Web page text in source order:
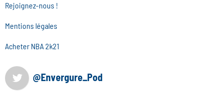
Rejoignez-nous !
Mentions légales
Acheter NBA 2k21
@Envergure_Pod